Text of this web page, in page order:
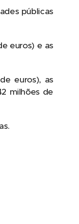
públicas
euros) e as
euros), as
milhões de